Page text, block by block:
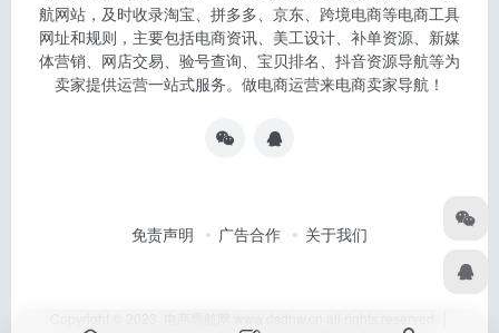
航网站，及时收录淘宝、拼多多、京东、跨境电商等电商工具
网址和规则，主要包括电商资讯、美工设计、补单资源、新媒
体营销、网店交易、验号查询、宝贝排名、抖音资源导航等为
卖家提供运营一站式服务。做电商运营来电商卖家导航！
免责声明 广告合作 关于我们